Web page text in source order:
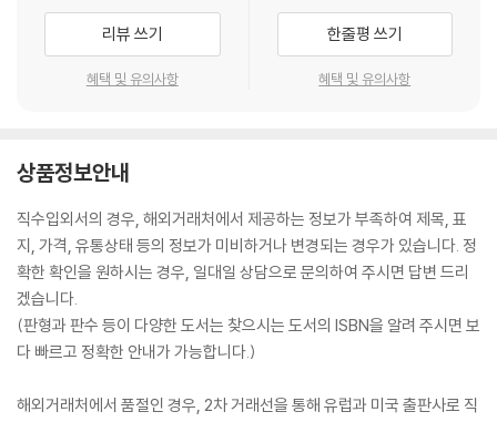
리뷰 쓰기
혜택 및 유의사항
한줄평 쓰기
혜택 및 유의사항
상품정보안내
직수입외서의 경우, 해외거래처에서 제공하는 정보가 부족하여 제목, 표
지, 가격, 유통상태 등의 정보가 미비하거나 변경되는 경우가 있습니다. 정
확한 확인을 원하시는 경우, 일대일 상담으로 문의하여 주시면 답변 드리
겠습니다.
(판형과 판수 등이 다양한 도서는 찾으시는 도서의 ISBN을 알려 주시면 보
다 빠르고 정확한 안내가 가능합니다.)
해외거래처에서 품절인 경우, 2차 거래선을 통해 유럽과 미국 출판사로 직